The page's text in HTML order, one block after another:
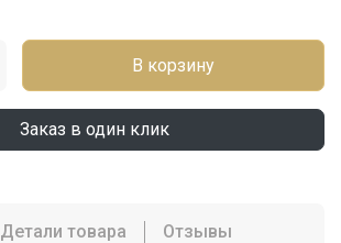
В корзину
Заказ в один клик
Детали товара Отзывы